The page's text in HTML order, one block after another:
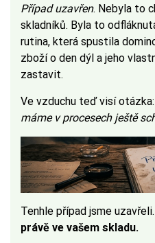
Případ uzavřen. Nebyla to
skladníků. Byla to
rutina, která spustila
zboží o den dýl a jeho
zastavit.
Ve vzduchu teď visí otázka:
máme v procesech ještě
Tenhle případ jsme uzavřeli.
právě ve vašem skladu.